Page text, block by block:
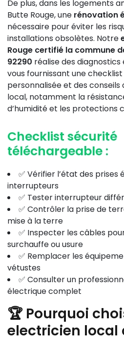
De plus, dans les logements
Butte Rouge, une rénovation
nécessaire pour éviter les
installations obsolètes. Notre
Rouge certifié la commune
92290 réalise des
vous fournissant une
personnalisée et des
local, notamment la
d’humidité et les protections
Checklist sécurité
téléchargeable :
✅ Vérifier l’état des prises
interrupteurs
✅ Tester interrupteur
✅ Contrôler la prise de
mise à la terre
✅ Inspecter les câbles
surchauffe ou usure
✅ Remplacer les
vétustes
✅ Consulter un
électrique complet
🏆 Pourquoi
electricien local